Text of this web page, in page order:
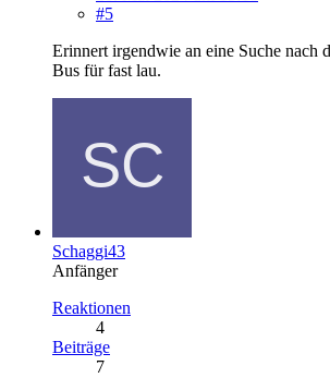
#5
Erinnert irgendwie an eine Suche nach
Bus für fast lau.
Schaggi43
Anfänger
Reaktionen
4
Beiträge
7